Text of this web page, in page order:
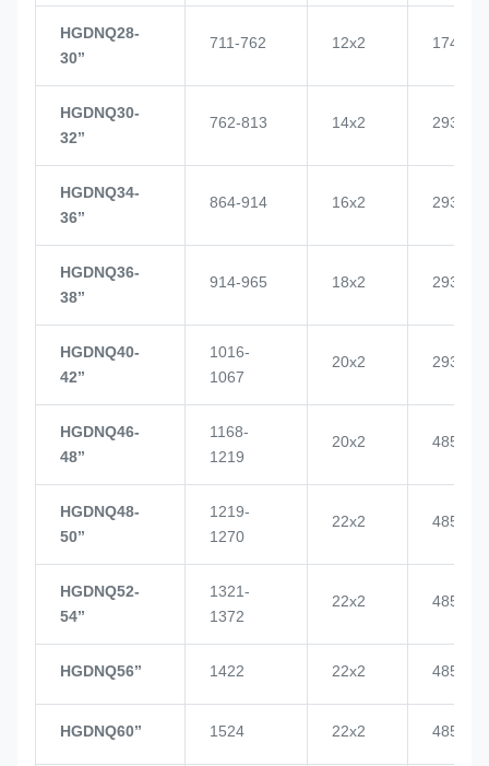
HGDNQ28-
30’’
711-762 12x2 1748
HGDNQ30-
32’’
762-813 14x2 2937
HGDNQ34-
36’’
864-914 16x2 2937
HGDNQ36-
38’’
914-965 18x2 2937
HGDNQ40-
42’’
1016-
1067
20x2 2937
HGDNQ46-
48’’
1168-
1219
20x2 4855
HGDNQ48-
50’’
1219-
1270
22x2 4855
HGDNQ52-
54’’
1321-
1372
22x2 4855
HGDNQ56’’ 1422 22x2 4855
HGDNQ60’’ 1524 22x2 4855